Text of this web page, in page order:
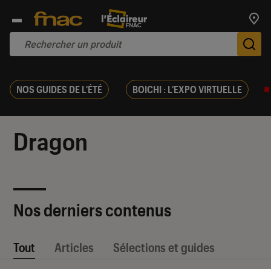
NOS GUIDES DE L'ÉTÉ BOICHI : L'EXPO VIRTUELLE
Dragon
Nos derniers contenus
Tout Articles Sélections et guides